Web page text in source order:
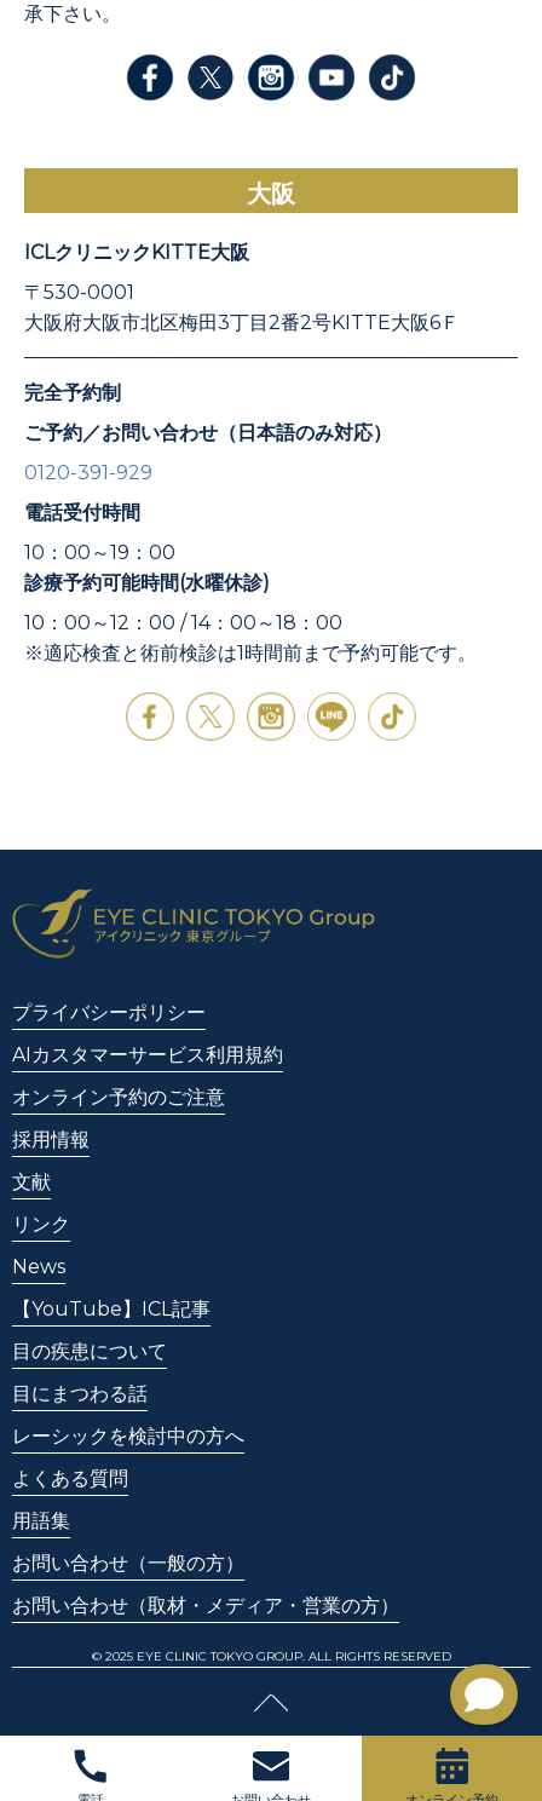
承下さい。
大阪
ICLクリニックKITTE大阪
〒530-0001
大阪府大阪市北区梅田3丁目2番2号KITTE大阪6Ｆ
完全予約制
ご予約／お問い合わせ（日本語のみ対応）
0120-391-929
電話受付時間
10：00～19：00
診療予約可能時間(水曜休診)
10：00～12：00 / 14：00～18：00
※適応検査と術前検診は1時間前まで予約可能です。
プライバシーポリシー
AIカスタマーサービス利用規約
オンライン予約のご注意
採用情報
文献
リンク
News
【YouTube】ICL記事
目の疾患について
目にまつわる話
レーシックを検討中の方へ
よくある質問
用語集
お問い合わせ （一般の方）
お問い合わせ （取材・メディア・営業の方）
© 2025 EYE CLINIC TOKYO GROUP. ALL RIGHTS RESERVED